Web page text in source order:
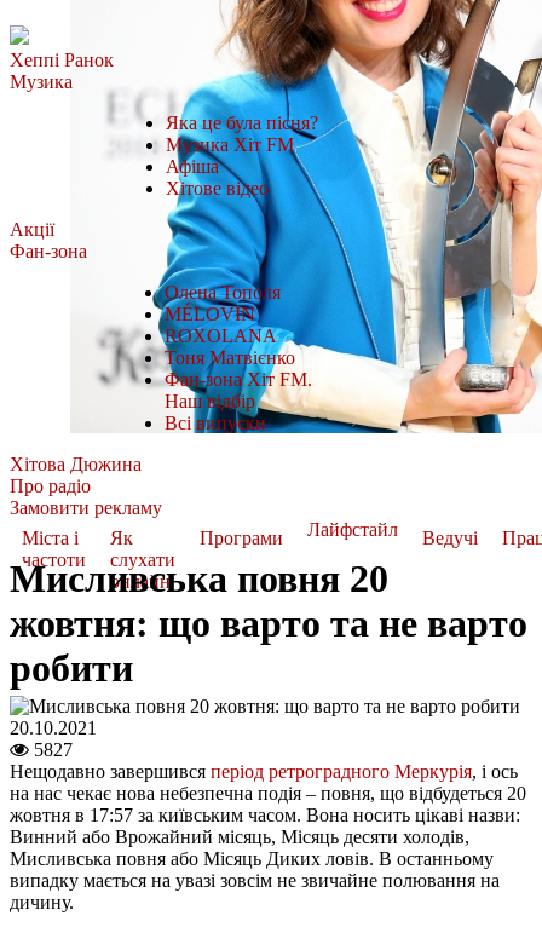
Хеппі Ранок
Музика
Яка це була пісня?
Музика Хіт FM
Афіша
Хітове відео
Акції
Фан-зона
Олена Тополя
MÉLOVIN
ROXOLANA
Тоня Матвієнко
Фан-зона Хіт FM.
Наш відбір
Всі випуски
Хітова Дюжина
Про радіо
Замовити рекламу
Міста і
частоти
Як
слухати
онлайн
Програми Лайфстайл Ведучі
Мисливська повня 20
жовтня: що варто та не варто
робити
20.10.2021
5827
Нещодавно завершився період ретроградного Меркурія, і ось
на нас чекає нова небезпечна подія – повня, що відбудеться 20
жовтня в 17:57 за київським часом. Вона носить цікаві назви:
Винний або Врожайний місяць, Місяць десяти холодів,
Мисливська повня або Місяць Диких ловів. В останньому
випадку мається на увазі зовсім не звичайне полювання на
дичину.